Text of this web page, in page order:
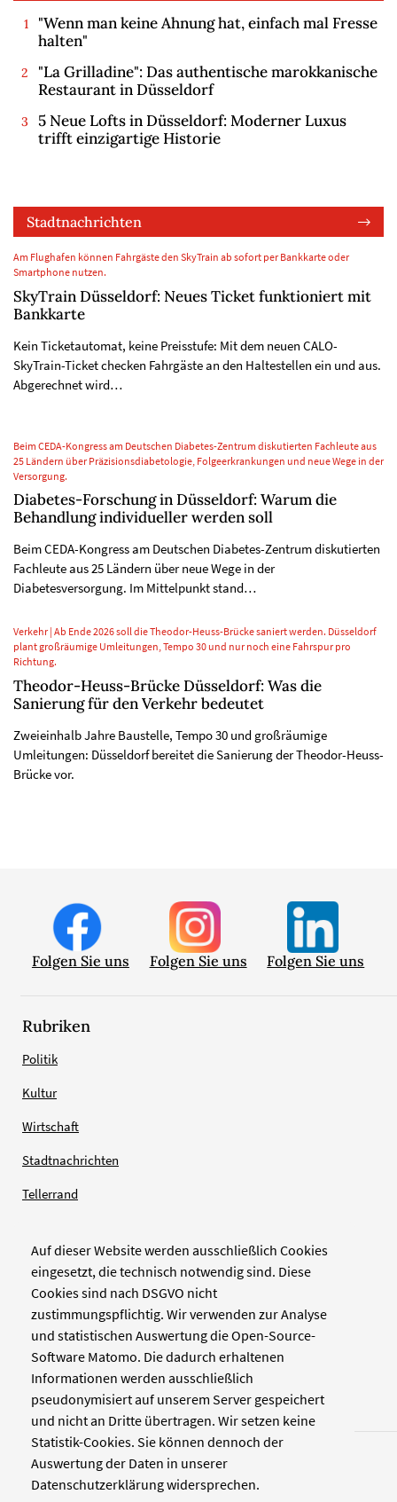
Auf dieser Website werden ausschließlich Cookies
eingesetzt, die technisch notwendig sind. Diese
Cookies sind nach DSGVO nicht
zustimmungspflichtig. Wir verwenden zur Analyse
und statistischen Auswertung die Open-Source-
Software Matomo. Die dadurch erhaltenen
Informationen werden ausschließlich
pseudonymisiert auf unserem Server gespeichert
und nicht an Dritte übertragen. Wir setzen keine
Statistik-Cookies. Sie können dennoch der
Auswertung der Daten in unserer
Datenschutzerklärung widersprechen.
"Wenn man keine Ahnung hat, einfach mal Fresse
halten"
"La Grilladine": Das authentische marokkanische
Restaurant in Düsseldorf
5 Neue Lofts in Düsseldorf: Moderner Luxus
trifft einzigartige Historie
Stadtnachrichten
Am Flughafen können Fahrgäste den SkyTrain ab sofort per Bankkarte oder
Smartphone nutzen.
SkyTrain Düsseldorf: Neues Ticket funktioniert mit
Bankkarte
Kein Ticketautomat, keine Preisstufe: Mit dem neuen CALO-
SkyTrain-Ticket checken Fahrgäste an den Haltestellen ein und aus.
Abgerechnet wird…
Beim CEDA-Kongress am Deutschen Diabetes-Zentrum diskutierten Fachleute aus
25 Ländern über Präzisionsdiabetologie, Folgeerkrankungen und neue Wege in der
Versorgung.
Diabetes-Forschung in Düsseldorf: Warum die
Behandlung individueller werden soll
Beim CEDA-Kongress am Deutschen Diabetes-Zentrum diskutierten
Fachleute aus 25 Ländern über neue Wege in der
Diabetesversorgung. Im Mittelpunkt stand…
Verkehr | Ab Ende 2026 soll die Theodor-Heuss-Brücke saniert werden. Düsseldorf
plant großräumige Umleitungen, Tempo 30 und nur noch eine Fahrspur pro
Richtung.
Theodor-Heuss-Brücke Düsseldorf: Was die
Sanierung für den Verkehr bedeutet
Zweieinhalb Jahre Baustelle, Tempo 30 und großräumige
Umleitungen: Düsseldorf bereitet die Sanierung der Theodor-Heuss-
Brücke vor.
Folgen Sie uns Folgen Sie uns Folgen Sie uns
Rubriken
Politik
Kultur
Wirtschaft
Stadtnachrichten
Tellerrand
Verlag
Pinienstraße 2
40233 Düsseldorf
www.zellwerk.com